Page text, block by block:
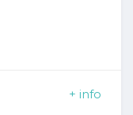
+ info